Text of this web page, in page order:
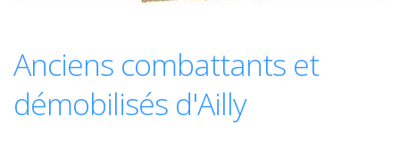
Anciens combattants et
démobilisés d'Ailly